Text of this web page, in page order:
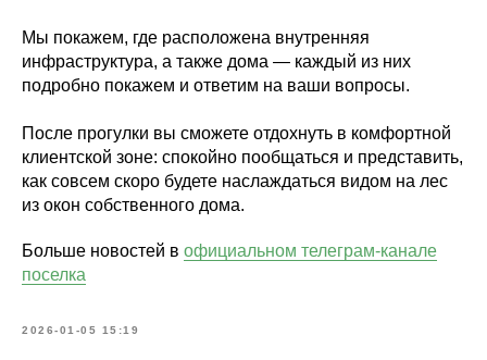
Мы покажем, где расположена внутренняя
инфраструктура, а также дома — каждый из них
подробно покажем и ответим на ваши вопросы.
После прогулки вы сможете отдохнуть в комфортной
клиентской зоне: спокойно пообщаться и представить,
как совсем скоро будете наслаждаться видом на лес
из окон собственного дома.
Больше новостей в официальном телеграм-канале
поселка
2026-01-05 15:19